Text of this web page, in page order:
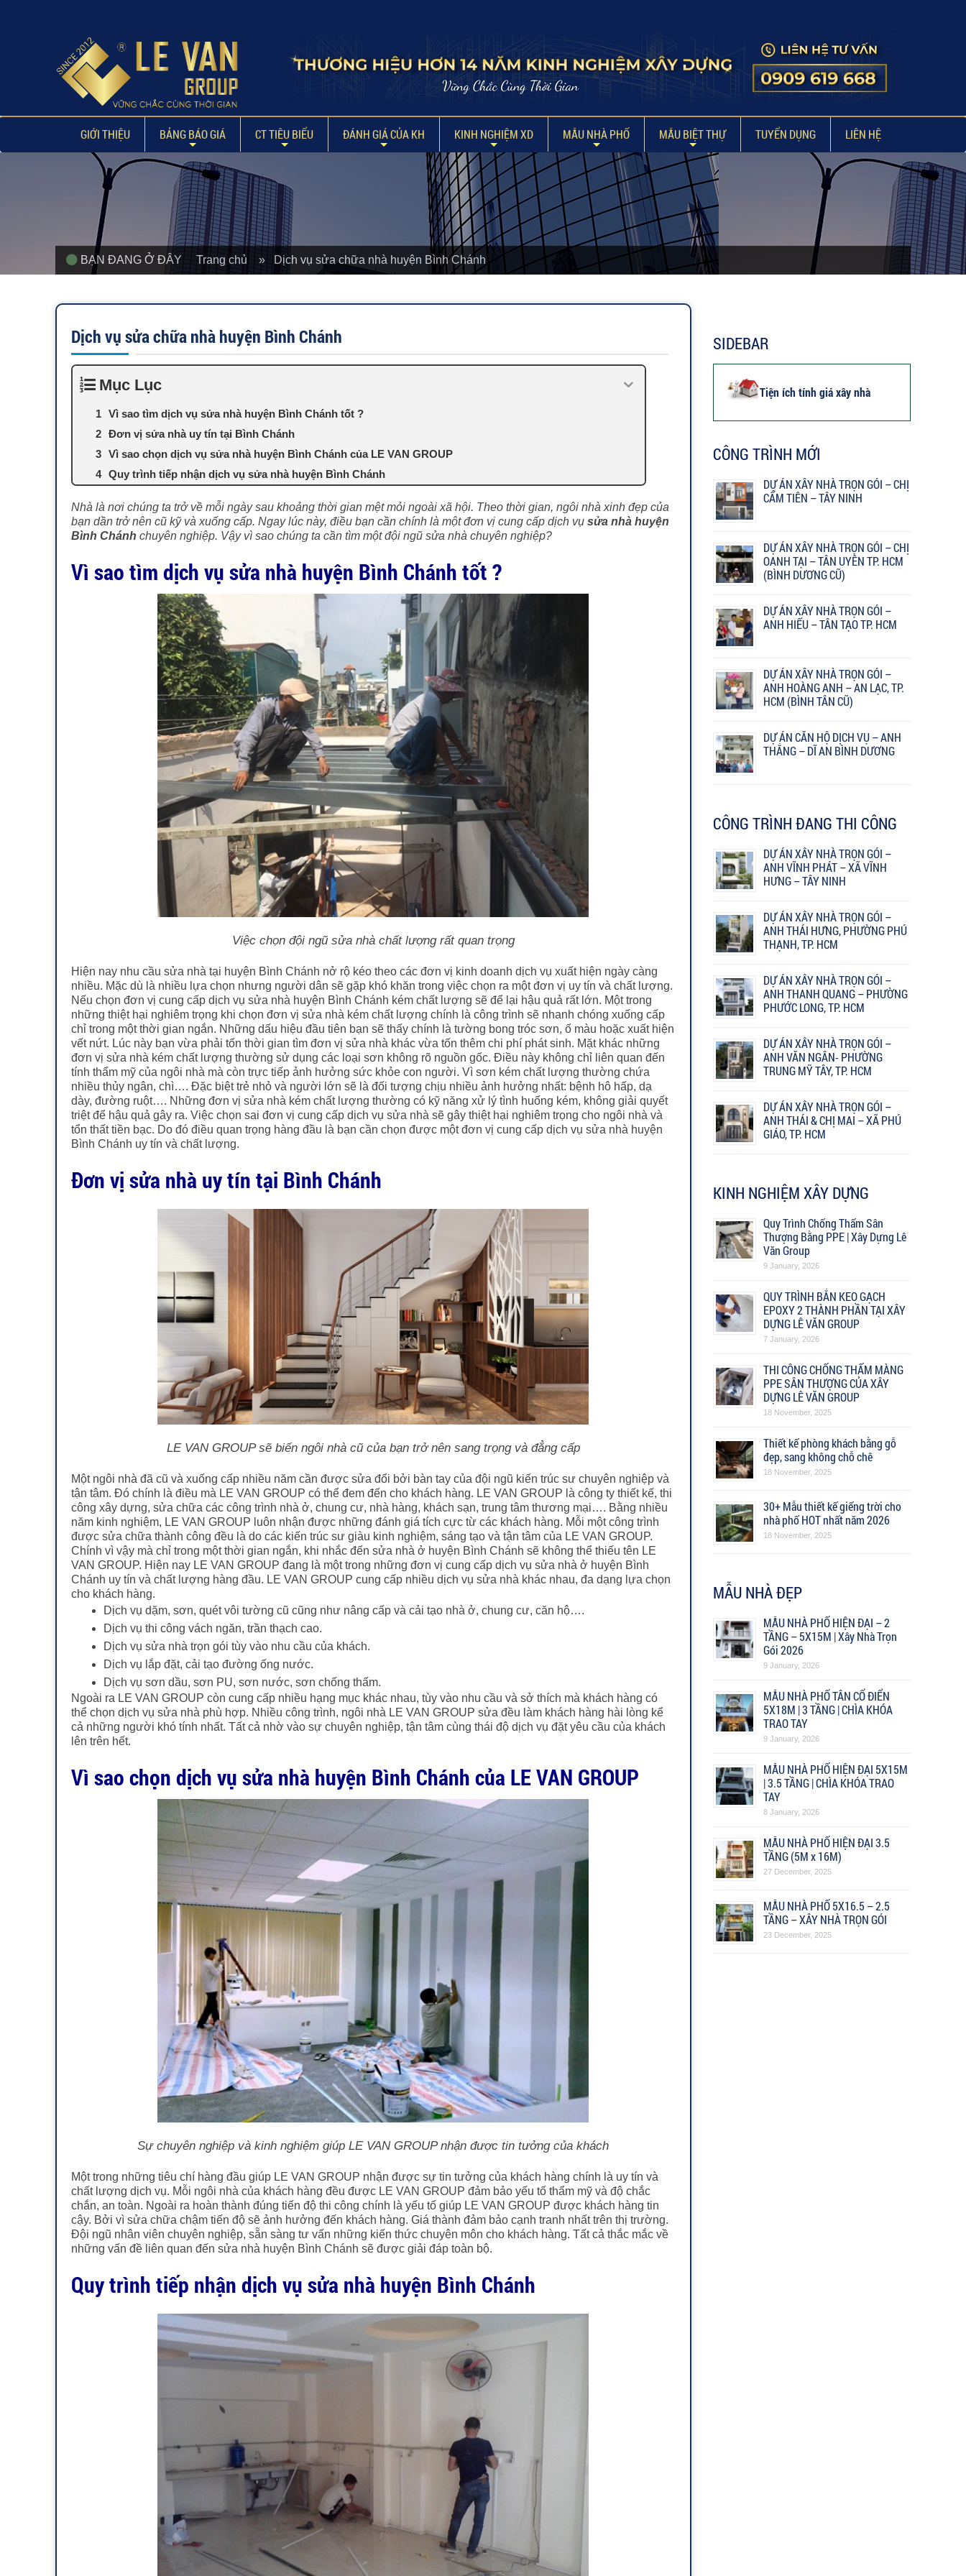
GIỚI THIỆU BẢNG BÁO GIÁ CT TIÊU BIỂU ĐÁNH GIÁ CỦA KH KINH NGHIỆM XD MẪU NHÀ PHỐ MẪU BIỆT THỰ TUYỂN DỤNG LIÊN HỆ
BẠN ĐANG Ở ĐÂY Trang chủ » Dịch vụ sửa chữa nhà huyện Bình Chánh
Dịch vụ sửa chữa nhà huyện Bình Chánh
Mục Lục
Vì sao tìm dịch vụ sửa nhà huyện Bình Chánh tốt ?
Đơn vị sửa nhà uy tín tại Bình Chánh
Vì sao chọn dịch vụ sửa nhà huyện Bình Chánh của LE VAN GROUP
Quy trình tiếp nhận dịch vụ sửa nhà huyện Bình Chánh
Nhà là nơi chúng ta trở về mỗi ngày sau khoảng thời gian mệt mỏi ngoài xã hội. Theo thời gian, ngôi nhà xinh đẹp của
bạn dần trở nên cũ kỹ và xuống cấp. Ngay lúc này, điều bạn cần chính là một đơn vị cung cấp dịch vụ sửa nhà huyện
Bình Chánh chuyên nghiệp. Vậy vì sao chúng ta cần tìm một đội ngũ sửa nhà chuyên nghiệp?
Vì sao tìm dịch vụ sửa nhà huyện Bình Chánh tốt ?
Việc chọn đội ngũ sửa nhà chất lượng rất quan trọng
Hiện nay nhu cầu sửa nhà tại huyện Bình Chánh nở rộ kéo theo các đơn vị kinh doanh dịch vụ xuất hiện ngày càng
nhiều. Mặc dù là nhiều lựa chọn nhưng người dân sẽ gặp khó khăn trong việc chọn ra một đơn vị uy tín và chất lượng.
Nếu chọn đơn vị cung cấp dịch vụ sửa nhà huyện Bình Chánh kém chất lượng sẽ để lại hậu quả rất lớn. Một trong
những thiệt hại nghiêm trọng khi chọn đơn vị sửa nhà kém chất lượng chính là công trình sẽ nhanh chóng xuống cấp
chỉ trong một thời gian ngắn. Những dấu hiệu đầu tiên bạn sẽ thấy chính là tường bong tróc sơn, ố màu hoặc xuất hiện
vết nứt. Lúc này bạn vừa phải tốn thời gian tìm đơn vị sửa nhà khác vừa tốn thêm chi phí phát sinh. Mặt khác những
đơn vị sửa nhà kém chất lượng thường sử dụng các loại sơn không rõ nguồn gốc. Điều này không chỉ liên quan đến
tính thẩm mỹ của ngôi nhà mà còn trực tiếp ảnh hưởng sức khỏe con người. Vì sơn kém chất lượng thường chứa
nhiều thủy ngân, chì…. Đặc biệt trẻ nhỏ và người lớn sẽ là đối tượng chịu nhiều ảnh hưởng nhất: bệnh hô hấp, dạ
dày, đường ruột…. Những đơn vị sửa nhà kém chất lượng thường có kỹ năng xử lý tình huống kém, không giải quyết
triệt để hậu quả gây ra. Việc chọn sai đơn vị cung cấp dịch vụ sửa nhà sẽ gây thiệt hại nghiêm trọng cho ngôi nhà và
tổn thất tiền bạc. Do đó điều quan trọng hàng đầu là bạn cần chọn được một đơn vị cung cấp dịch vụ sửa nhà huyện
Bình Chánh uy tín và chất lượng.
Đơn vị sửa nhà uy tín tại Bình Chánh
LE VAN GROUP sẽ biến ngôi nhà cũ của bạn trở nên sang trọng và đẳng cấp
Một ngôi nhà đã cũ và xuống cấp nhiều năm cần được sửa đổi bởi bàn tay của đội ngũ kiến trúc sư chuyên nghiệp và
tận tâm. Đó chính là điều mà LE VAN GROUP có thể đem đến cho khách hàng. LE VAN GROUP là công ty thiết kế, thi
công xây dựng, sửa chữa các công trình nhà ở, chung cư, nhà hàng, khách sạn, trung tâm thương mại…. Bằng nhiều
năm kinh nghiệm, LE VAN GROUP luôn nhận được những đánh giá tích cực từ các khách hàng. Mỗi một công trình
được sửa chữa thành công đều là do các kiến trúc sư giàu kinh nghiệm, sáng tạo và tận tâm của LE VAN GROUP.
Chính vì vậy mà chỉ trong một thời gian ngắn, khi nhắc đến sửa nhà ở huyện Bình Chánh sẽ không thể thiếu tên LE
VAN GROUP. Hiện nay LE VAN GROUP đang là một trong những đơn vị cung cấp dịch vụ sửa nhà ở huyện Bình
Chánh uy tín và chất lượng hàng đầu. LE VAN GROUP cung cấp nhiều dịch vụ sửa nhà khác nhau, đa dạng lựa chọn
cho khách hàng.
Dịch vụ dặm, sơn, quét vôi tường cũ cũng như nâng cấp và cải tạo nhà ở, chung cư, căn hộ….
Dịch vụ thi công vách ngăn, trần thạch cao.
Dịch vụ sửa nhà trọn gói tùy vào nhu cầu của khách.
Dịch vụ lắp đặt, cải tạo đường ống nước.
Dịch vụ sơn dầu, sơn PU, sơn nước, sơn chống thấm.
Ngoài ra LE VAN GROUP còn cung cấp nhiều hạng mục khác nhau, tùy vào nhu cầu và sở thích mà khách hàng có
thể chọn dịch vụ sửa nhà phù hợp. Nhiều công trình, ngôi nhà LE VAN GROUP sửa đều làm khách hàng hài lòng kể
cả những người khó tính nhất. Tất cả nhờ vào sự chuyên nghiệp, tận tâm cùng thái độ dịch vụ đặt yêu cầu của khách
lên trên hết.
Vì sao chọn dịch vụ sửa nhà huyện Bình Chánh của LE VAN GROUP
Sự chuyên nghiệp và kinh nghiệm giúp LE VAN GROUP nhận được tin tưởng của khách
Một trong những tiêu chí hàng đầu giúp LE VAN GROUP nhận được sự tin tưởng của khách hàng chính là uy tín và
chất lượng dịch vụ. Mỗi ngôi nhà của khách hàng đều được LE VAN GROUP đảm bảo yếu tố thẩm mỹ và độ chắc
chắn, an toàn. Ngoài ra hoàn thành đúng tiến độ thi công chính là yếu tố giúp LE VAN GROUP được khách hàng tin
cậy. Bởi vì sửa chữa chậm tiến độ sẽ ảnh hưởng đến khách hàng. Giá thành đảm bảo cạnh tranh nhất trên thị trường.
Đội ngũ nhân viên chuyên nghiệp, sẵn sàng tư vấn những kiến thức chuyên môn cho khách hàng. Tất cả thắc mắc về
những vấn đề liên quan đến sửa nhà huyện Bình Chánh sẽ được giải đáp toàn bộ.
Quy trình tiếp nhận dịch vụ sửa nhà huyện Bình Chánh
SIDEBAR
Tiện ích tính giá xây nhà
CÔNG TRÌNH MỚI
DỰ ÁN XÂY NHÀ TRỌN GÓI – CHỊ
CẨM TIÊN – TÂY NINH
DỰ ÁN XÂY NHÀ TRỌN GÓI – CHỊ
OANH TẠI – TÂN UYÊN TP. HCM
(BÌNH DƯƠNG CŨ)
DỰ ÁN XÂY NHÀ TRỌN GÓI –
ANH HIẾU – TÂN TẠO TP. HCM
DỰ ÁN XÂY NHÀ TRỌN GÓI –
ANH HOÀNG ANH – AN LẠC, TP.
HCM (BÌNH TÂN CŨ)
DỰ ÁN CĂN HỘ DỊCH VỤ – ANH
THẮNG – DĨ AN BÌNH DƯƠNG
CÔNG TRÌNH ĐANG THI CÔNG
DỰ ÁN XÂY NHÀ TRỌN GÓI –
ANH VĨNH PHÁT – XÃ VĨNH
HƯNG – TÂY NINH
DỰ ÁN XÂY NHÀ TRỌN GÓI –
ANH THÁI HƯNG, PHƯỜNG PHÚ
THẠNH, TP. HCM
DỰ ÁN XÂY NHÀ TRỌN GÓI –
ANH THANH QUANG – PHƯỜNG
PHƯỚC LONG, TP. HCM
DỰ ÁN XÂY NHÀ TRỌN GÓI –
ANH VĂN NGÂN- PHƯỜNG
TRUNG MỸ TÂY, TP. HCM
DỰ ÁN XÂY NHÀ TRỌN GÓI –
ANH THÁI & CHỊ MAI – XÃ PHÚ
GIÁO, TP. HCM
KINH NGHIỆM XÂY DỰNG
Quy Trình Chống Thấm Sân
Thượng Bằng PPE | Xây Dựng Lê
Văn Group
9 January, 2026
QUY TRÌNH BẮN KEO GẠCH
EPOXY 2 THÀNH PHẦN TẠI XÂY
DỰNG LÊ VĂN GROUP
7 January, 2026
THI CÔNG CHỐNG THẤM MÀNG
PPE SÂN THƯỢNG CỦA XÂY
DỰNG LÊ VĂN GROUP
18 November, 2025
Thiết kế phòng khách bằng gỗ
đẹp, sang không chỗ chê
18 November, 2025
30+ Mẫu thiết kế giếng trời cho
nhà phố HOT nhất năm 2026
18 November, 2025
MẪU NHÀ ĐẸP
MẪU NHÀ PHỐ HIỆN ĐẠI – 2
TẦNG – 5X15M | Xây Nhà Trọn
Gói 2026
9 January, 2026
MẪU NHÀ PHỐ TÂN CỔ ĐIỂN
5X18M | 3 TẦNG | CHÌA KHÓA
TRAO TAY
9 January, 2026
MẪU NHÀ PHỐ HIỆN ĐẠI 5X15M
| 3.5 TẦNG | CHÌA KHÓA TRAO
TAY
8 January, 2026
MẪU NHÀ PHỐ HIỆN ĐẠI 3.5
TẦNG (5M x 16M)
27 December, 2025
MẪU NHÀ PHỐ 5X16.5 – 2.5
TẦNG – XÂY NHÀ TRỌN GÓI
23 December, 2025